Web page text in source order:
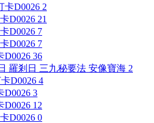
卡D0026 2
D0026 21
D0026 7
D0026 7
D0026 36
羅剎日 三九秘要法 安像寶海 2
卡D0026 4
D0026 3
D0026 12
D0026 0